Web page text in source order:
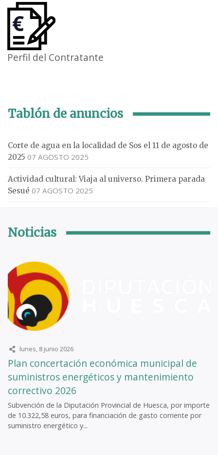
Perfil del Contratante
Tablón de anuncios
Corte de agua en la localidad de Sos el 11 de agosto de
2025 07 AGOSTO 2025
Actividad cultural: Viaja al universo. Primera parada
Sesué 07 AGOSTO 2025
Noticias
lunes, 8 junio 2026
Plan concertación económica municipal de
suministros energéticos y mantenimiento
correctivo 2026
Subvención de la Diputación Provincial de Huesca, por importe
de 10.322,58 euros, para financiación de gasto corriente por
suministro energético y...